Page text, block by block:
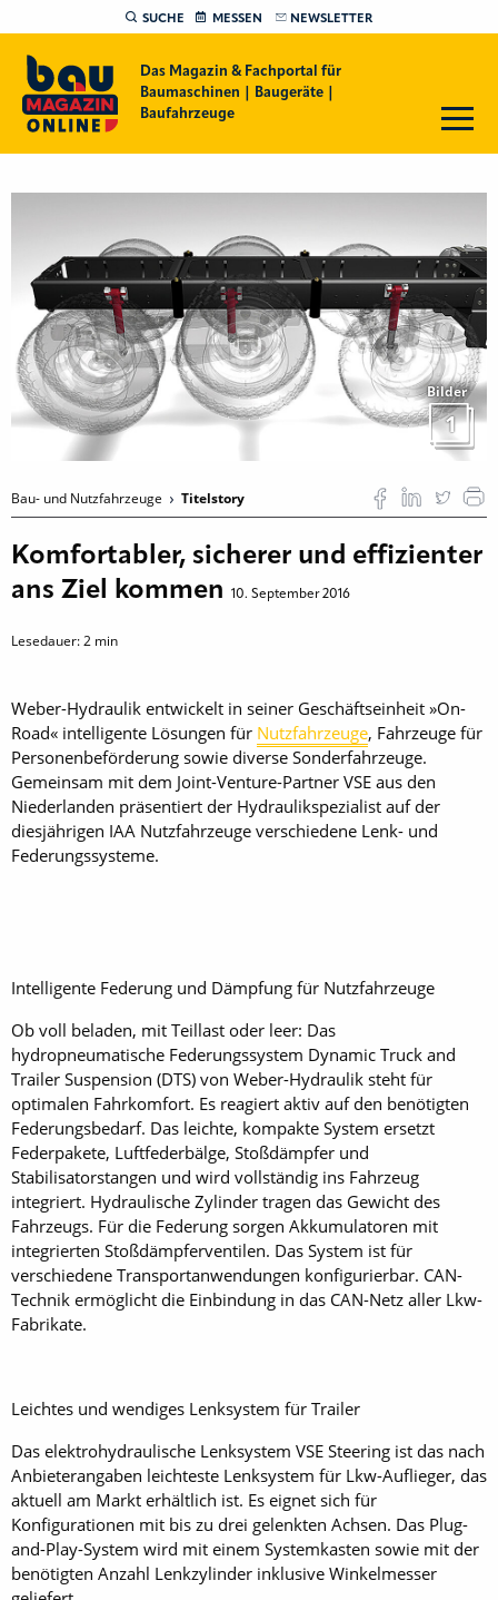
SUCHE MESSEN NEWSLETTER
Das Magazin & Fachportal für
Baumaschinen | Baugeräte |
Baufahrzeuge
Bilder
1
Bau- und Nutzfahrzeuge Titelstory
Komfortabler, sicherer und effizienter
ans Ziel kommen
10. September 2016
Lesedauer:2 min
Weber-Hydraulik entwickelt in seiner Geschäftseinheit »On-
Road« intelligente Lösungen für Nutzfahrzeuge, Fahrzeuge für
Personenbeförderung sowie diverse Sonderfahrzeuge.
Gemeinsam mit dem Joint-Venture-Partner VSE aus den
Niederlanden präsentiert der Hydraulikspezialist auf der
diesjährigen IAA Nutzfahrzeuge verschiedene Lenk- und
Federungssysteme.
Intelligente Federung und ­Dämpfung für Nutzfahrzeuge
Ob voll beladen, mit Teillast oder leer: Das
hydropneumatische Federungssystem Dynamic Truck and
Trailer Suspension (DTS) von Weber-Hydraulik steht für
optimalen Fahrkomfort. Es reagiert aktiv auf den benötigten
Federungsbedarf. Das leichte, kompakte System ersetzt
Federpakete, Luftfederbälge, Stoßdämpfer und
Stabilisatorstangen und wird vollständig ins Fahrzeug
integriert. Hydraulische Zylinder tragen das Gewicht des
Fahrzeugs. Für die Federung sorgen Akkumulatoren mit
integrierten Stoßdämpferventilen. Das System ist für
verschiedene Transportanwendungen konfigurierbar. CAN-
Technik ermöglicht die Einbindung in das CAN-Netz aller Lkw-
Fabrikate.
Leichtes und wendiges Lenksystem für Trailer
Das elektrohydraulische Lenksystem VSE Steering ist das nach
Anbieterangaben leichteste Lenksystem für Lkw-Auflieger, das
aktuell am Markt erhältlich ist. Es eignet sich für
Konfigurationen mit bis zu drei gelenkten Achsen. Das Plug-
and-Play-System wird mit einem System­kasten sowie mit der
benötigten Anzahl Lenkzylinder inklusive Winkelmesser